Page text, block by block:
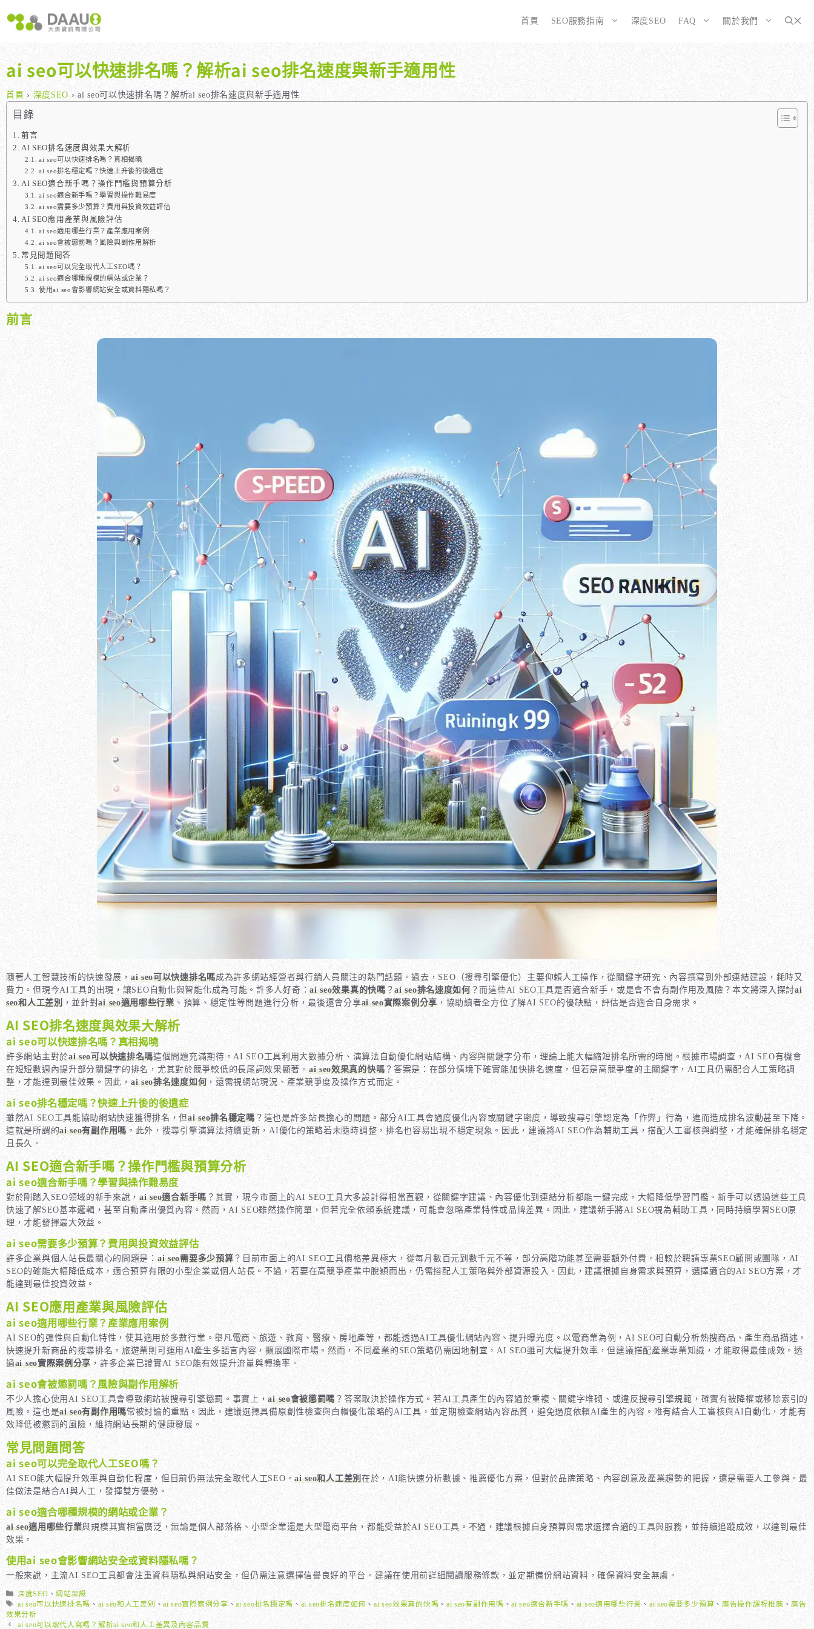
至
內
容
首頁 SEO服務指南
大奧獨家 AISEO矩陣系統｜SEO自動化輕鬆佈局關鍵字
八大專業SEO服務：網站流量快速成長
SEO 救星：你的網站沒有自然流量嗎？
專業SEO撰寫：提升網站SEO自然排序
維基百科：提升品牌形象與SEO的雙贏策略
網站系統開發：打造高效能業務需求的網站
全面優化網站語法：提升SEO表現
關鍵字分析：精準制定SEO策略
為SEO而生的網站
選擇CMS或客製化網站：為您的打造完美SEO網站
深度SEO FAQ
如何開始 SEO？新手指南
SEO 的定義與基本概念
SEO 的運作原理
SEO 的重要性：為什麼企業需要它？
什麼是白帽SEO、灰帽SEO與黑帽SEO？
我們提供哪些 SEO 服務？
如何知道哪些服務最適合我的業務？
廣告行銷基礎知識
廣告平台與策略選擇
大奧資訊的網站架設服務包含哪些項目？
如何確保網站符合 SEO 標準？
關於我們
ai seo可以快速排名嗎？解析ai seo排名速度與新手適用性
首頁 › 深度SEO ›ai seo可以快速排名嗎？解析ai seo排名速度與新手適用性
目錄
前言
AI SEO排名速度與效果大解析
ai seo可以快速排名嗎？真相揭曉
ai seo排名穩定嗎？快速上升後的後遺症
AI SEO適合新手嗎？操作門檻與預算分析
ai seo適合新手嗎？學習與操作難易度
ai seo需要多少預算？費用與投資效益評估
AI SEO應用產業與風險評估
ai seo適用哪些行業？產業應用案例
ai seo會被懲罰嗎？風險與副作用解析
常見問題問答
ai seo可以完全取代人工SEO嗎？
ai seo適合哪種規模的網站或企業？
使用ai seo會影響網站安全或資料隱私嗎？
前言
隨著人工智慧技術的快速發展， ai seo可以快速排名嗎成為許多網站經營者與行銷人員關注的熱門話題。過去，SEO（搜尋引擎優化）主要仰賴人工操作，從關鍵字研究、內容撰寫到外部連結建設，耗時又
費力。但現今AI工具的出現，讓SEO自動化與智能化成為可能。許多人好奇：ai seo效果真的快嗎？ai seo排名速度如何？而這些AI SEO工具是否適合新手，或是會不會有副作用及風險？本文將深入探討ai
seo和人工差別，並針對ai seo適用哪些行業、預算、穩定性等問題進行分析，最後還會分享ai seo實際案例分享，協助讀者全方位了解AI SEO的優缺點，評估是否適合自身需求。
AI SEO排名速度與效果大解析
ai seo可以快速排名嗎？真相揭曉
許多網站主對於ai seo可以快速排名嗎這個問題充滿期待。AI SEO工具利用大數據分析、演算法自動優化網站結構、內容與關鍵字分布，理論上能大幅縮短排名所需的時間。根據市場調查，AI SEO有機會
在短短數週內提升部分關鍵字的排名，尤其對於競爭較低的長尾詞效果顯著。 ai seo效果真的快嗎 ？答案是：在部分情境下確實能加快排名速度，但若是高競爭度的主關鍵字，AI工具仍需配合人工策略調
整，才能達到最佳效果。因此， ai seo排名速度如何 ，還需視網站現況、產業競爭度及操作方式而定。
ai seo排名穩定嗎？快速上升後的後遺症
雖然AI SEO工具能協助網站快速獲得排名，但ai seo排名穩定嗎？這也是許多站長擔心的問題。部分AI工具會過度優化內容或關鍵字密度，導致搜尋引擎認定為「作弊」行為，進而造成排名波動甚至下降。
這就是所謂的ai seo有副作用嗎。此外，搜尋引擎演算法持續更新，AI優化的策略若未隨時調整，排名也容易出現不穩定現象。因此，建議將AI SEO作為輔助工具，搭配人工審核與調整，才能確保排名穩定
且長久。
AI SEO適合新手嗎？操作門檻與預算分析
ai seo適合新手嗎？學習與操作難易度
對於剛踏入SEO領域的新手來說，ai seo適合新手嗎？其實，現今市面上的AI SEO工具大多設計得相當直觀，從關鍵字建議、內容優化到連結分析都能一鍵完成，大幅降低學習門檻。新手可以透過這些工具
快速了解SEO基本邏輯，甚至自動產出優質內容。然而，AI SEO雖然操作簡單，但若完全依賴系統建議，可能會忽略產業特性或品牌差異。因此，建議新手將AI SEO視為輔助工具，同時持續學習SEO原
理，才能發揮最大效益。
ai seo需要多少預算？費用與投資效益評估
許多企業與個人站長最關心的問題是： ai seo需要多少預算 ？目前市面上的AI SEO工具價格差異極大，從每月數百元到數千元不等，部分高階功能甚至需要額外付費。相較於聘請專業SEO顧問或團隊，AI
SEO的確能大幅降低成本，適合預算有限的小型企業或個人站長。不過，若要在高競爭產業中脫穎而出，仍需搭配人工策略與外部資源投入。因此，建議根據自身需求與預算，選擇適合的AI SEO方案，才
能達到最佳投資效益。
AI SEO應用產業與風險評估
ai seo適用哪些行業？產業應用案例
AI SEO的彈性與自動化特性，使其適用於多數行業。舉凡電商、旅遊、教育、醫療、房地產等，都能透過AI工具優化網站內容、提升曝光度。以電商業為例，AI SEO可自動分析熱搜商品、產生商品描述，
快速提升新商品的搜尋排名。旅遊業則可運用AI產生多語言內容，擴展國際市場。然而，不同產業的SEO策略仍需因地制宜，AI SEO雖可大幅提升效率，但建議搭配產業專業知識，才能取得最佳成效。透
過ai seo實際案例分享 ，許多企業已證實AI SEO能有效提升流量與轉換率。
ai seo會被懲罰嗎？風險與副作用解析
不少人擔心使用AI SEO工具會導致網站被搜尋引擎懲罰。事實上，ai seo會被懲罰嗎 ？答案取決於操作方式。若AI工具產生的內容過於重複、關鍵字堆砌、或違反搜尋引擎規範，確實有被降權或移除索引的
風險。這也是ai seo有副作用嗎常被討論的重點。因此，建議選擇具備原創性檢查與白帽優化策略的AI工具，並定期檢查網站內容品質，避免過度依賴AI產生的內容。唯有結合人工審核與AI自動化，才能有
效降低被懲罰的風險，維持網站長期的健康發展。
常見問題問答
ai seo可以完全取代人工SEO嗎？
AI SEO能大幅提升效率與自動化程度，但目前仍無法完全取代人工SEO。ai seo和人工差別在於，AI能快速分析數據、推薦優化方案，但對於品牌策略、內容創意及產業趨勢的把握，還是需要人工參與。最
佳做法是結合AI與人工，發揮雙方優勢。
ai seo適合哪種規模的網站或企業？
ai seo適用哪些行業與規模其實相當廣泛，無論是個人部落格、小型企業還是大型電商平台，都能受益於AI SEO工具。不過，建議根據自身預算與需求選擇合適的工具與服務，並持續追蹤成效，以達到最佳
效果。
使用ai seo會影響網站安全或資料隱私嗎？
一般來說，主流AI SEO工具都會注重資料隱私與網站安全，但仍需注意選擇信譽良好的平台。建議在使用前詳細閱讀服務條款，並定期備份網站資料，確保資料安全無虞。
分
類
深度SEO 、網站架設
標
籤
ai seo可以快速排名嗎 、 ai seo和人工差別 、ai seo實際案例分享 、ai seo排名穩定嗎 、 ai seo排名速度如何 、 ai seo效果真的快嗎 、 ai seo有副作用嗎 、ai seo適合新手嗎 、ai seo適用哪些行業 、 ai seo需要多少預算 、 廣告操作課程推薦 、 廣告
效果分析
ai seo可以取代人寫嗎？解析ai seo和人工差異及內容品質